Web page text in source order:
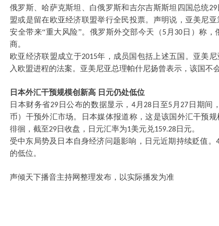
俄罗斯、哈萨克斯坦、白俄罗斯和吉尔吉斯斯坦四国总统29
盟或是留在欧亚经济联盟举行全民投票。声明说，亚美尼
安全带来“重大风险”。俄罗斯外交部今天（5 月 30 日）称，
商。
欧亚经济联盟成立于2015年，成员国包括上述五国。亚美
入欧盟进程的法案。亚美尼亚总理帕什尼扬曾表示，该国不
日本外汇干预规模创新高 日元仍处低位
日本财务省29 日公布的数据显示，4 月 28 日至5 月 27 日期间
币）干预外汇市场。日本媒体报道称，这是该国外汇干预
徘徊，截至29日收盘，日元汇率为1美元兑159.28日元。
受中东局势及日本自身经济问题影响，日元近期持续贬值。
的低位。
声倾天下播音主持网整理发布，以实际播发为准